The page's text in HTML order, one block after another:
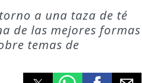
a una taza de té
de las mejores formas
temas de